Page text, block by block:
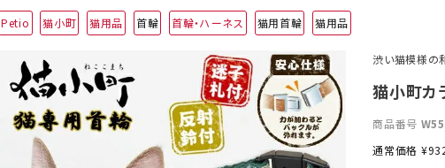
ベッド・ハウス・マット サークル・ケージ
食器・給水器 防虫用品
しつけ用品 替え・交換パーツ
サークル・ケージ・タワー キャリーバッグ
防虫用品 服・ウェア
穀物不使用のグレインフリー
引っ張って遊ぶ 投げて遊ぶ
オンラインショップ利用規約
Petio 猫小町 猫用品 首輪 首輪・ハーネス 猫用首輪 猫用品
渋い猫模様の
猫小町カ
商品番号
通常価格 ¥